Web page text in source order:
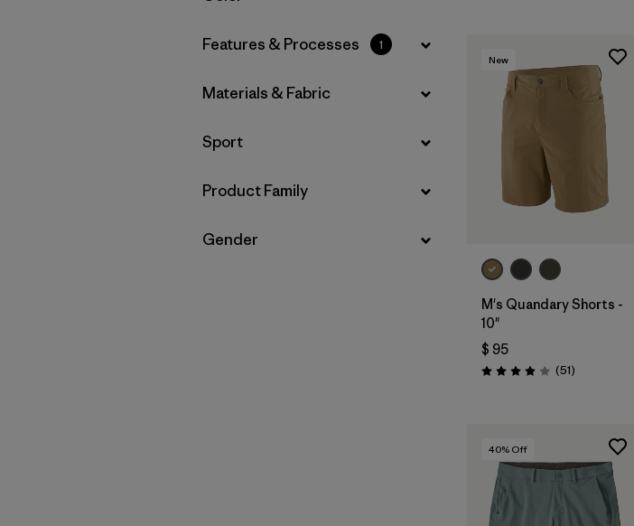
Filtrar por
Features & Processes 1
Filtrar por
Materials & Fabric
Filtrar por
Sport
Filtrar por
Product Family
Filtrar por
Gender
New
M's Quandary Shorts -
10"
$ 95
Valoración: 3.9 / 5
(51Comentarios
)
40% Off